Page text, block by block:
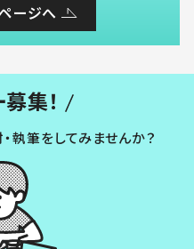
ージへ
集！
執筆をしてみませんか？